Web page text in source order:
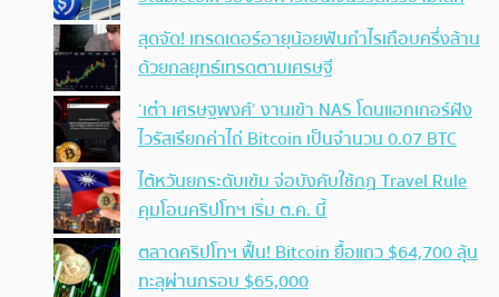
สุดจัด! เทรดเดอร์อายุน้อยฟันกำไรเกือบครึ่งล้าน
ด้วยกลยุทธ์เทรดตามเศรษฐี
‘เต๋า เศรษฐพงศ์’ งานเข้า NAS โดนแฮกเกอร์ฝัง
ไวรัสเรียกค่าไถ่ Bitcoin เป็นจำนวน 0.07 BTC
ไต้หวันยกระดับเข้ม จ่อบังคับใช้กฏ Travel Rule
คุมโอนคริปโทฯ เริ่ม ต.ค. นี้
ตลาดคริปโทฯ ฟื้น! Bitcoin ยื้อแถว $64,700 ลุ้น
ทะลุผ่านกรอบ $65,000